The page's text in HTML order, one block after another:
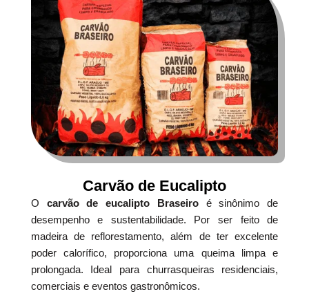
Carvão de Eucalipto
O carvão de eucalipto Braseiroé sinônimo de
desempenho e sustentabilidade. Por ser feito de
madeira de reflorestamento, além de ter excelente
poder calorífico, proporciona uma queima limpa e
prolongada. Ideal para churrasqueiras residenciais,
comerciais e eventos gastronômicos.